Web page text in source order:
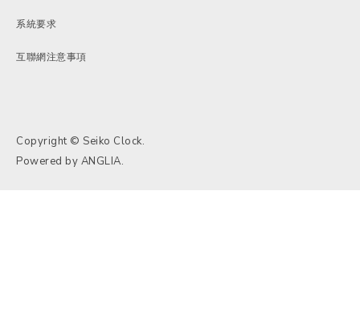
系統要求
互聯網注意事項
Copyright © Seiko Clock.
Powered by ANGLIA.